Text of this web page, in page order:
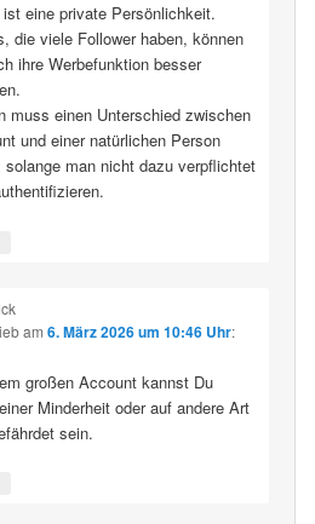
eine private Persönlichkeit.
die viele Follower haben, können
ihre Werbefunktion besser
muss einen Unterschied zwischen
und einer natürlichen Person
solange man nicht dazu verpflichtet
am 6. März 2026 um 10:46 Uhr:
großen Account kannst Du
Minderheit oder auf andere Art
sein.